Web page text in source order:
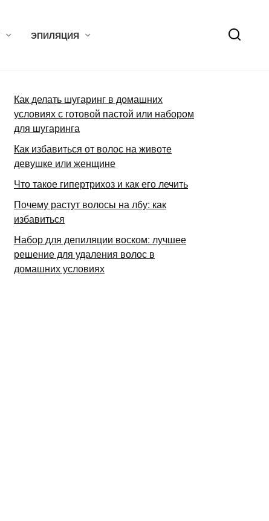
ЭПИЛЯЦИЯ
Как делать шугаринг в домашних
условиях с готовой пастой или набором
для шугаринга
Как избавиться от волос на животе
девушке или женщине
Что такое гипертрихоз и как его лечить
Почему растут волосы на лбу: как
избавиться
Набор для депиляции воском: лучшее
решение для удаления волос в
домашних условиях